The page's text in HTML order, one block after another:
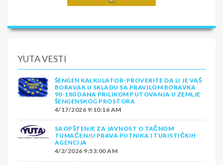
YUTA VESTI
ŠENGEN KALKULATOR-PROVERITE DA LI JE VAŠ
BORAVAK U SKLADU SA PRAVILOM BORAVKA
90-180 DANA PRILIKOM PUTOVANJA U ZEMLJE
ŠENGENSKOG PROSTORA
4/17/2026 9:10:16 AM
SAOPŠTENJE ZA JAVNOST O TAČNOM
TUMAČENJU PRAVA PUTNIKA I TURISTIČKIH
AGENCIJA
4/2/2026 9:53:00 AM